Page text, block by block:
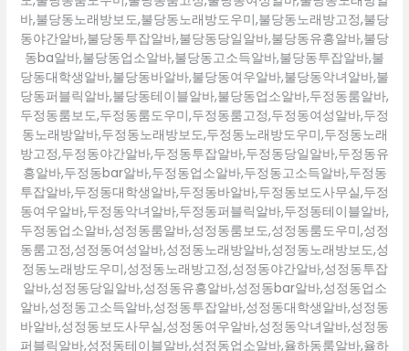
바,불당동노래방보도,불당동노래방도우미,불당동노래방고정,불당
동야간알바,불당동투잡알바,불당동당일알바,불당동유흥알바,불당
동ba알바,불당동업소알바,불당동고소득알바,불당동투잡알바,불
당동대학생알바,불당동바알바,불당동여우알바,불당동악녀알바,불
당동퍼블릭알바,불당동테이블알바,불당동업소알바,두정동룸알바,
두정동룸보도,두정동룸도우미,두정동룸고정,두정동여성알바,두정
동노래방알바,두정동노래방보도,두정동노래방도우미,두정동노래
방고정,두정동야간알바,두정동투잡알바,두정동당일알바,두정동유
흥알바,두정동bar알바,두정동업소알바,두정동고소득알바,두정동
투잡알바,두정동대학생알바,두정동바알바,두정동보도사무실,두정
동여우알바,두정동악녀알바,두정동퍼블릭알바,두정동테이블알바,
두정동업소알바,성정동룸알바,성정동룸보도,성정동룸도우미,성정
동룸고정,성정동여성알바,성정동노래방알바,성정동노래방보도,성
정동노래방도우미,성정동노래방고정,성정동야간알바,성정동투잡
알바,성정동당일알바,성정동유흥알바,성정동bar알바,성정동업소
알바,성정동고소득알바,성정동투잡알바,성정동대학생알바,성정동
바알바,성정동보도사무실,성정동여우알바,성정동악녀알바,성정동
퍼블릭알바,성정동테이블알바,성정동업소알바,율하동룸알바,율하